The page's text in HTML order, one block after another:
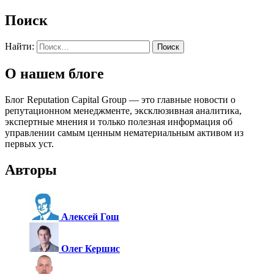
Поиск
Найти:
О нашем блоге
Блог Reputation Capital Group — это главные новости о
репутационном менеджменте, эксклюзивная аналитика,
экспертные мнения и только полезная информация об
управлении самым ценным нематериальным активом из
первых уст.
Авторы
Алексей Гош
Олег Кершис